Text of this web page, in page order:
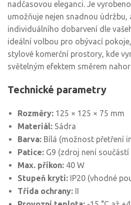
nadčasovou eleganci. Je
umožňuje nejen snadnou údržbu,
individuálního dobarvení dle
ideální volbou pro obývací
stylové komerční prostory, kde
světelným efektem směrem
Technické parametry
Rozměry: 125 × 125 × 75 mm
Materiál: Sádra
Barva: Bílá (možnost přetření
Patice: G9 (zdroj není součástí
Max. příkon: 40 W
Stupeň krytí: IP20 (vhodné
Třída ochrany: II